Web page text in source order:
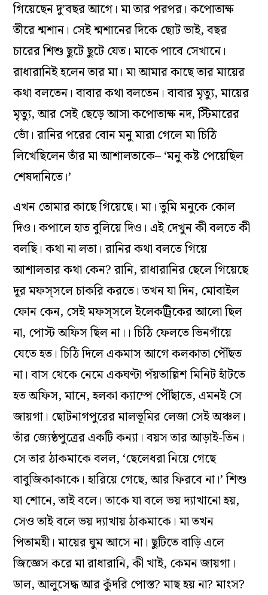
গিয়েছেন দু’বছর আগে। মা তার পরপর। কপোতাক্ষ
তীরে শ্মশান। সেই শ্মশানের দিকে ছোট ভাই, বছর
চারের শিশু ছুটে ছুটে যেত। মাকে পাবে সেখানে।
রাধারানিই হলেন তার মা। মা আমার কাছে তার মায়ের
কথা বলতেন। বাবার কথা বলতেন। বাবার মৃত‌্যু, মায়ের
মৃত‌্যু, আর সেই ছেড়ে আসা কপোতাক্ষ নদ, স্টিমারের
ভোঁ। রানির পরের বোন মনু মারা গেলে মা চিঠি
লিখেছিলেন তাঁর মা আশালতাকে– ‘মনু কষ্ট পেয়েছিল
শেষদানিতে।’
এখন তোমার কাছে গিয়েছে। মা। তুমি মনুকে কোল
দিও। কপালে হাত বুলিয়ে দিও। এই দেখুন কী বলতে কী
বলছি। কথা না লতা। রানির কথা বলতে গিয়ে
আশালতার কথা কেন? রানি, রাধারানির ছেলে গিয়েছে
দূর মফস্সলে চাকরি করতে। তখন যা দিন, মোবাইল
ফোন কেন, সেই মফস্সলে ইলেকট্রিকের আলো ছিল
না, পোস্ট অফিস ছিল না।। চিঠি ফেলতে ভিনগাঁয়ে
যেতে হত। চিঠি দিলে একমাস আগে কলকাতা পৌঁছত
না। বাস থেকে নেমে একঘণ্টা পঁয়তাল্লিশ মিনিট হাঁটতে
হত অফিস, মানে, হলকা ক‌্যাম্পে পৌঁছাতে, এমনই সে
জায়গা। ছোটনাগপুরের মালভূমির লেজা সেই অঞ্চল।
তাঁর জ‌্যেষ্ঠপুত্রের একটি কন‌্যা। বয়স তার আড়াই-তিন।
সে তার ঠাকমাকে বলল, ‘ছেলেধরা নিয়ে গেছে
বাবুজিকাকাকে। হারিয়ে গেছে, আর ফিরবে না।’ শিশু
যা শোনে, তাই বলে। তাকে যা বলে ভয় দ্যাখানো হয়,
সেও তাই বলে ভয় দ‌্যাখায় ঠাকমাকে। মা তখন
পিতামহী। মায়ের ঘুম আসে না। ছুটিতে বাড়ি এলে
জিজ্ঞেস করে মা রাধারানি, কী খাই, কেমন জায়গা।
ডাল, আলুসেদ্ধ আর কুঁদরি পোস্ত? মাছ হয় না? মাংস?